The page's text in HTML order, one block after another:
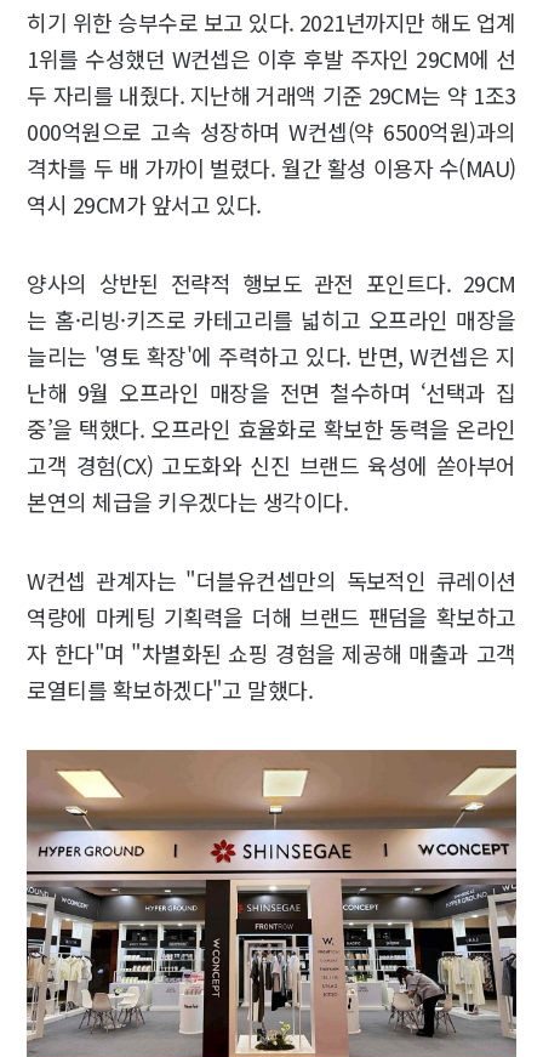
히기 위한 승부수로 보고 있다. 2021년까지만 해도 업계
1위를 수성했던 W컨셉은 이후 후발 주자인 29CM에 선
두 자리를 내줬다. 지난해 거래액 기준 29CM는 약 1조3
000억원으로 고속 성장하며 W컨셉(약 6500억원)과의
격차를 두 배 가까이 벌렸다. 월간 활성 이용자 수(MAU)
역시 29CM가 앞서고 있다.
양사의 상반된 전략적 행보도 관전 포인트다. 29CM
는 홈·리빙·키즈로 카테고리를 넓히고 오프라인 매장을
늘리는 '영토 확장'에 주력하고 있다. 반면, W컨셉은 지
난해 9월 오프라인 매장을 전면 철수하며 ‘선택과 집
중’을 택했다. 오프라인 효율화로 확보한 동력을 온라인
고객 경험(CX) 고도화와 신진 브랜드 육성에 쏟아부어
본연의 체급을 키우겠다는 생각이다.
W컨셉 관계자는 "더블유컨셉만의 독보적인 큐레이션
역량에 마케팅 기획력을 더해 브랜드 팬덤을 확보하고
자 한다"며 "차별화된 쇼핑 경험을 제공해 매출과 고객
로열티를 확보하겠다"고 말했다.